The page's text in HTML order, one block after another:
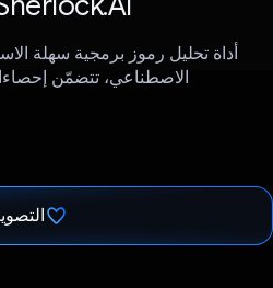
أداة تحليل رموز برمجية سهلة
الاصطناعي، تتضمّن